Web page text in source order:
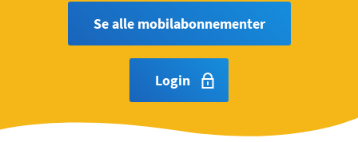
Se alle mobilabonnementer
Login